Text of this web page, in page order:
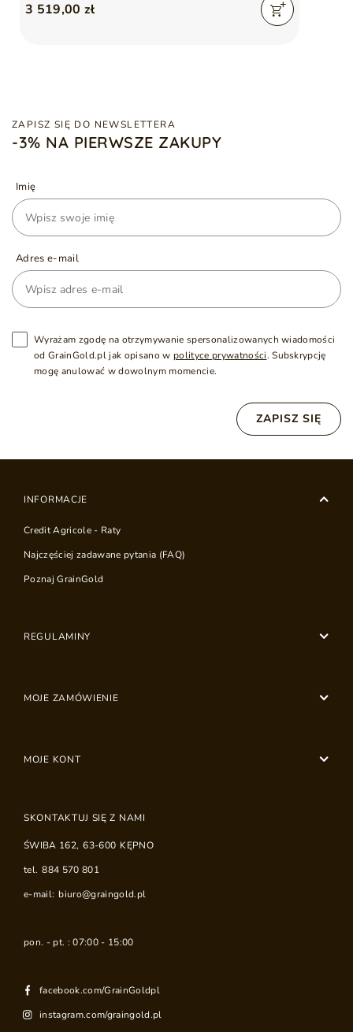
3 519,00 zł
ZAPISZ SIĘ DO NEWSLETTERA
-3% NA PIERWSZE ZAKUPY
Imię
Adres e-mail
Wyrażam zgodę na otrzymywanie spersonalizowanych wiadomości
od GrainGold.pl jak opisano w polityce prywatności. Subskrypcję
mogę anulować w dowolnym momencie.
ZAPISZ SIĘ
INFORMACJE
Credit Agricole - Raty
Najczęściej zadawane pytania (FAQ)
Poznaj GrainGold
REGULAMINY
MOJE ZAMÓWIENIE
MOJE KONT
SKONTAKTUJ SIĘ Z NAMI
ŚWIBA 162, 63-600 KĘPNO
tel. 884 570 801
e-mail: biuro@graingold.pl
pon. - pt. : 07:00 - 15:00
facebook.com/GrainGoldpl
instagram.com/graingold.pl